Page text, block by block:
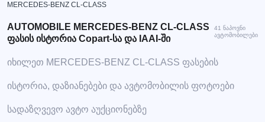
MERCEDES-BENZ CL-CLASS
AUTOMOBILE MERCEDES-BENZ CL-CLASS
ფასის ისტორია Copart-სა და IAAI-ში
41 ნაპოვნი
ავტომობილები
იხილეთ MERCEDES-BENZ CL-CLASS ფასების
ისტორია, დაზიანებები და ავტომობილის ფოტოები
სადაზღვევო ავტო აუქციონებზე